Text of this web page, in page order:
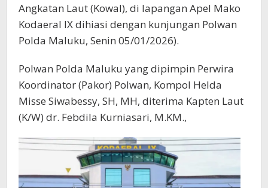
Angkatan Laut (Kowal), di lapangan Apel Mako
Kodaeral IX dihiasi dengan kunjungan Polwan
Polda Maluku, Senin 05/01/2026).
Polwan Polda Maluku yang dipimpin Perwira
Koordinator (Pakor) Polwan, Kompol Helda
Misse Siwabessy, SH, MH, diterima Kapten Laut
(K/W) dr. Febdila Kurniasari, M.KM.,